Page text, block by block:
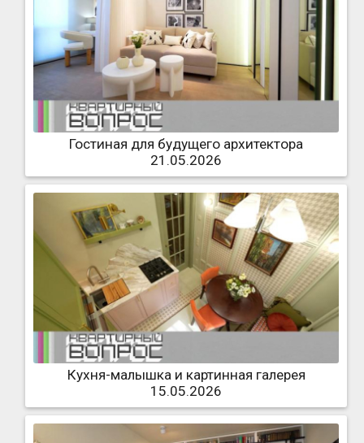
Гостиная для будущего архитектора
21.05.2026
Кухня-малышка и картинная галерея
15.05.2026